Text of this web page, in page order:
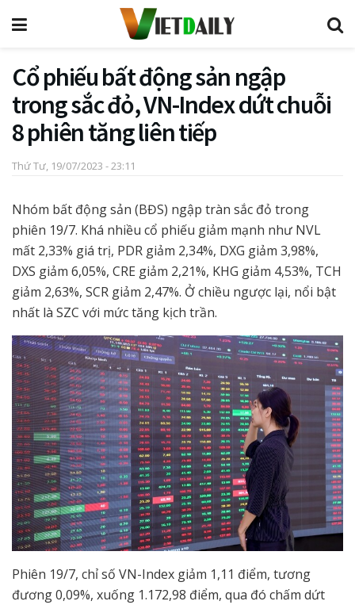
Cổ phiếu bất động sản ngập
trong sắc đỏ, VN-Index dứt chuỗi
8 phiên tăng liên tiếp
Thứ Tư, 19/07/2023 - 23:11
Nhóm bất động sản (BĐS) ngập tràn sắc đỏ trong
phiên 19/7. Khá nhiều cổ phiếu giảm mạnh như NVL
mất 2,33% giá trị, PDR giảm 2,34%, DXG giảm 3,98%,
DXS giảm 6,05%, CRE giảm 2,21%, KHG giảm 4,53%, TCH
giảm 2,63%, SCR giảm 2,47%. Ở chiều ngược lại, nổi bật
nhất là SZC với mức tăng kịch trần.
Phiên 19/7, chỉ số VN-Index giảm 1,11 điểm, tương
đương 0,09%, xuống 1.172,98 điểm, qua đó chấm dứt